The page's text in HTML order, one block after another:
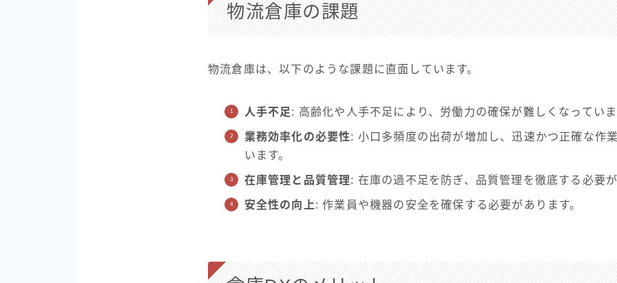
物流倉庫の課題
物流倉庫は、以下のような課題に直面しています。
人手不足: 高齢化や人手不足により、労働力の確保が難しくなってい
業務効率化の必要性: 小口多頻度の出荷が増加し、迅速かつ正確な作
います。
在庫管理と品質管理: 在庫の過不足を防ぎ、品質管理を徹底する必要
安全性の向上: 作業員や機器の安全を確保する必要があります。